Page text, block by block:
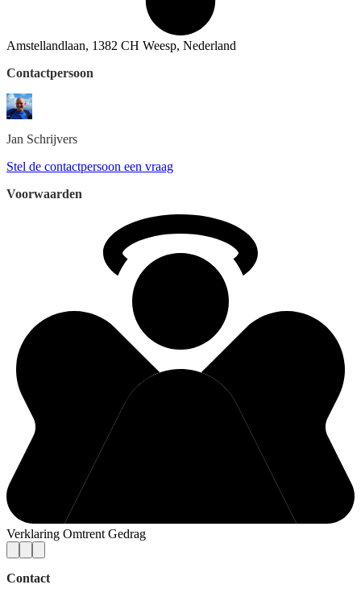
Amstellandlaan, 1382 CH Weesp, Nederland
Contactpersoon
Jan Schrijvers
Stel de contactpersoon een vraag
Voorwaarden
Verklaring Omtrent Gedrag
Contact